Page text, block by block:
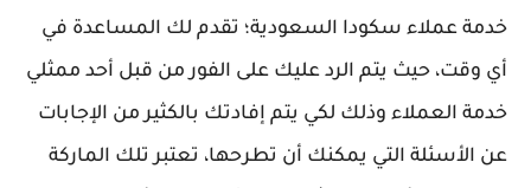
خدمة عملاء سكودا السعودية؛ تقدم لك المساعدة في
أي وقت، حيث يتم الرد عليك على الفور من قبل أحد ممثلي
خدمة العملاء وذلك لكي يتم إفادتك بالكثير من الإجابات
عن الأسئلة التي يمكنك أن تطرحها، تعتبر تلك الماركة